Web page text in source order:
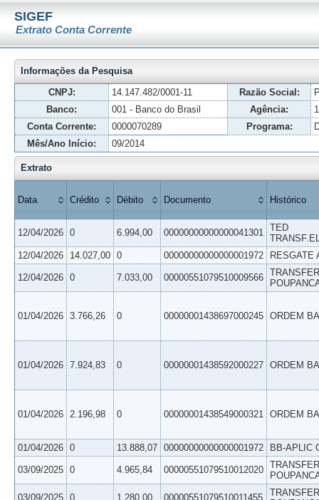
SIGEF
Extrato Conta Corrente
Informações da Pesquisa
CNPJ:
14.147.482/0001-11 Razão Social:
Banco:
001 - Banco do Brasil Agência:
Conta Corrente:
0000070289 Programa:
Mês/Ano Início:
09/2014
Extrato
Data Crédito Débito Documento Histórico
12/04/2026 0 6.994,00 00000000000000041301 TED
12/04/2026
14.027,00 0 00000000000000001972 RESGATE
12/04/2026 0 7.033,00 00000551079510009566
01/04/2026 3.766,26 0 00000001438697000245 ORDEM
01/04/2026 7.924,83 0 00000001438592000227 ORDEM
01/04/2026 2.196,98 0 00000001438549000321 ORDEM
01/04/2026 0 13.888,07 00000000000000001972 BB-APLIC
03/09/2025 0 4.965,84 00000551079510012020
03/09/2025 0 1.280,00 00000551079510011455